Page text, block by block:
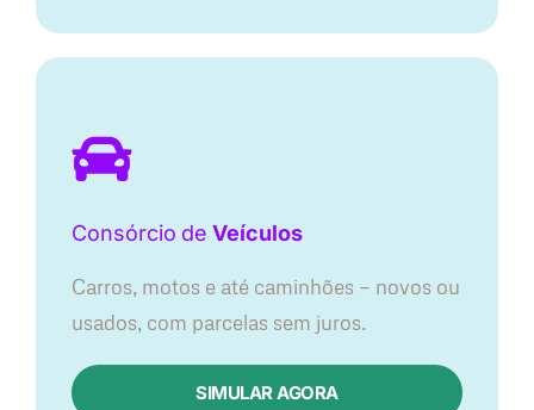
Consórcio de Veículos
Carros, motos e até caminhões — novos ou
usados, com parcelas sem juros.
SIMULAR AGORA